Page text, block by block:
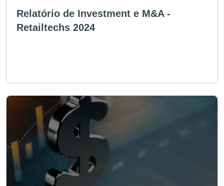
Relatório de Investment e M&A -
Retailtechs 2024